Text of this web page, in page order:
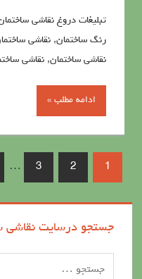
تبلیغات دروغ نقاشی
رنگ ساختمان, نقاشی
نقاشي ساختمان, نقاشی
ادامه مطلب »
1
2
3
…
جستجو درسایت نقاشی